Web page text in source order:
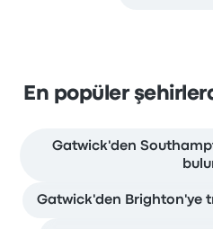
En popüler
Gatwick'den
Gatwick'den Brighton'ye